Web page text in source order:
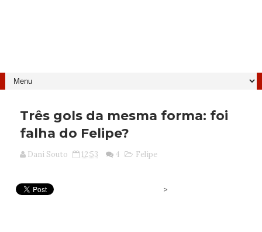
Três gols da mesma forma: foi
falha do Felipe?
Dani Souto 12:53 4 Felipe
>